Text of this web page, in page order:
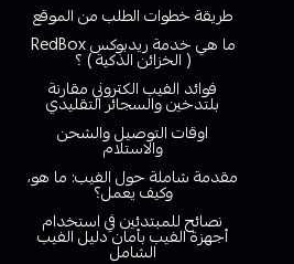
طريقة خطوات الطلب من الموقع
ما هي خدمة ريدبوكس RedBox
( الخزائن الذكية ) ؟
فوائد الفيب الكتروني مقارنة
بلتدخين والسجائر التقليدي
اوقات التوصيل والشحن
والاستلام
مقدمة شاملة حول الفيب: ما هو،
وكيف يعمل؟
نصائح للمبتدئين في استخدام
أجهزة الفيب بأمان دليل الفيب
الشامل